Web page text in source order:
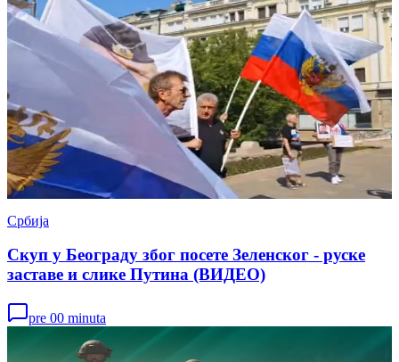
Србија
Скуп у Београду због посете Зеленског - руске
заставе и слике Путина (ВИДЕО)
pre 00 minuta